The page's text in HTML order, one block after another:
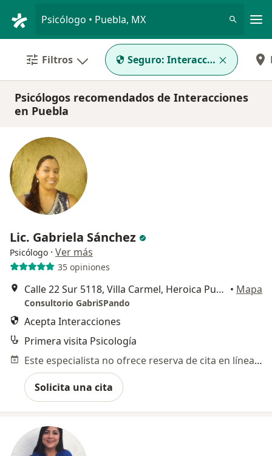
Psicólogo • Puebla, MX
Filtros Seguro: Interacciones
Psicólogos recomendados de Interacciones
en Puebla
Lic. Gabriela Sánchez
Psicólogo · Ver más
35 opiniones
Calle 22 Sur 5118, Villa Carmel, Heroica Puebla de Zaragoza, México, Puebla • Mapa
Consultorio GabriSPando
Acepta Interacciones
Primera visita Psicología
Este especialista no ofrece reserva de cita en línea en esta dirección.
Solicita una cita